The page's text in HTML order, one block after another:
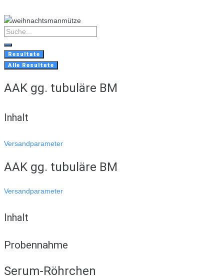
to
content
Search
...
Resultate
Alle Resultate
AAK gg. tubuläre BM
Inhalt
Versandparameter
AAK gg. tubuläre BM
Versandparameter
Inhalt
Probennahme
Serum-Röhrchen